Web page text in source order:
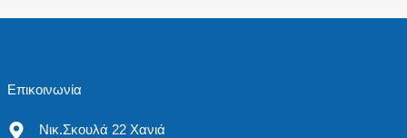
Επικοινωνία
Νικ.Σκουλά 22 Χανιά